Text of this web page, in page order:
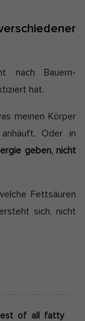
nach Bauern-
hat.
meinen Körper
Oder in
geben, nicht
Fettsäuren
sich, nicht
of all fatty